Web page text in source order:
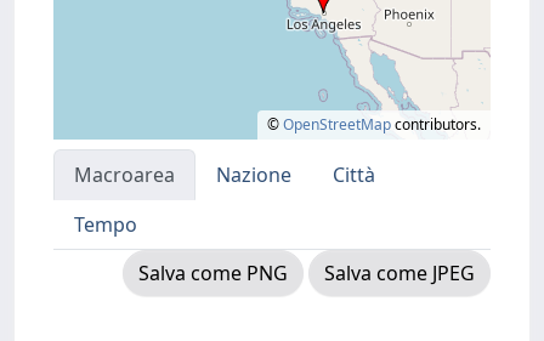
©OpenStreetMapcontributors.
Macroarea Nazione
Città
Tempo
Salva come PNG
Salva come JPEG